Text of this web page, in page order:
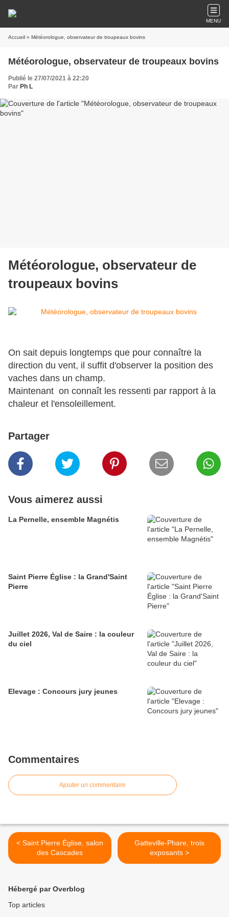
MENU
Accueil » Météorologue, observateur de troupeaux bovins
Météorologue, observateur de troupeaux bovins
Publié le 27/07/2021 à 22:20
Par Ph L
Météorologue, observateur de
troupeaux bovins
On sait depuis longtemps que pour connaître la
direction du vent, il suffit d'observer la position des
vaches dans un champ.
Maintenant on connaît les ressenti par rapport à la
chaleur et l'ensoleillement.
Partager
Vous aimerez aussi
La Pernelle, ensemble Magnétis
Saint Pierre Église : la Grand'Saint
Pierre
Juillet 2026, Val de Saire : la couleur
du ciel
Elevage : Concours jury jeunes
Commentaires
Ajouter un commentaire
< Saint Pierre Église, salon
des Cascades
Gatteville-Phare, trois
exposants >
Hébergé par Overblog
Top articles